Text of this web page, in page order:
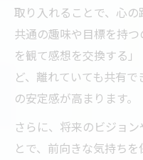
取り入れることで、心の
共通の趣味や目標を持
を観て感想を交換する
ど、離れていても共有
の安定感が高まります。
さらに、将来のビジョ
とで、前向きな気持ち